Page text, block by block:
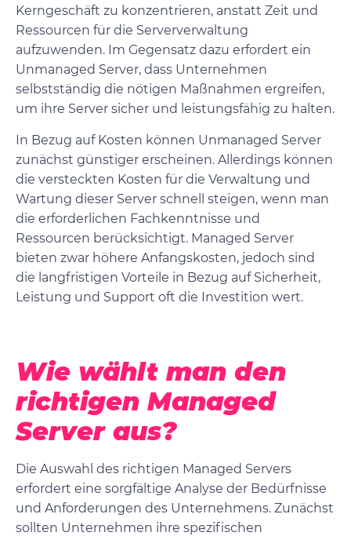
Kerngeschäft zu konzentrieren, anstatt Zeit und
Ressourcen für die Serververwaltung
aufzuwenden. Im Gegensatz dazu erfordert ein
Unmanaged Server, dass Unternehmen
selbstständig die nötigen Maßnahmen ergreifen,
um ihre Server sicher und leistungsfähig zu halten.
In Bezug auf Kosten können Unmanaged Server
zunächst günstiger erscheinen. Allerdings können
die versteckten Kosten für die Verwaltung und
Wartung dieser Server schnell steigen, wenn man
die erforderlichen Fachkenntnisse und
Ressourcen berücksichtigt. Managed Server
bieten zwar höhere Anfangskosten, jedoch sind
die langfristigen Vorteile in Bezug auf Sicherheit,
Leistung und Support oft die Investition wert.
Wie wählt man den
richtigen Managed
Server aus?
Die Auswahl des richtigen Managed Servers
erfordert eine sorgfältige Analyse der Bedürfnisse
und Anforderungen des Unternehmens. Zunächst
sollten Unternehmen ihre spezifischen